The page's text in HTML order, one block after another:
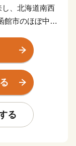
、北海道南西
館市のほぼ中間
となっておりま
望むことができ
規格統一を開
る